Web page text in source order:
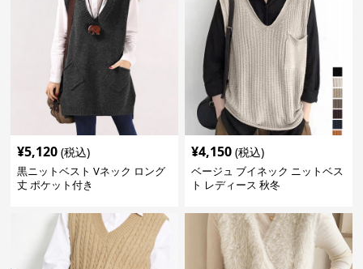
¥5,120 (税込)
黒ニットベスト Vネック ロング
丈 ポケット付き
¥4,150 (税込)
ベージュ ブイネック ニットベス
ト レディース 秋冬